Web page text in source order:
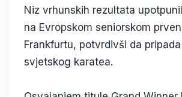
Niz vrhunskih rezultata
na Evropskom seniorskom
Frankfurtu, potvrdivši da
svjetskog karatea.